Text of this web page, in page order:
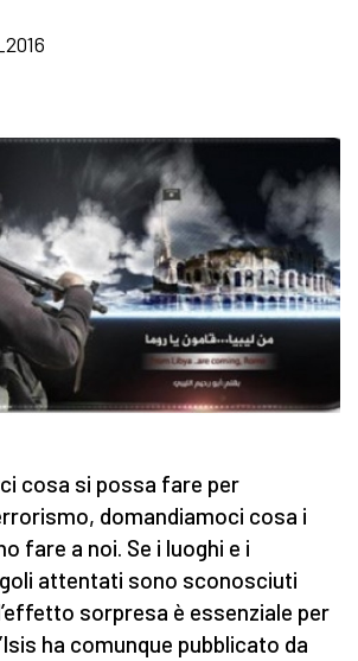
cosa si possa fare per
domandiamoci cosa i
fare a noi. Se i luoghi e i
attentati sono sconosciuti
sorpresa è essenziale per
ha comunque pubblicato da